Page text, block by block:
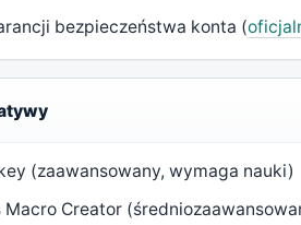
bezpieczeństwa konta (
(zaawansowany, wymaga nauki)
Macro Creator